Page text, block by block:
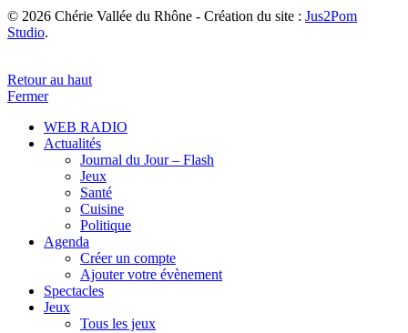
© 2026 Chérie Vallée du Rhône - Création du site : Jus2Pom
Studio.
Retour au haut
Fermer
WEB RADIO
Actualités
Journal du Jour – Flash
Jeux
Santé
Cuisine
Politique
Agenda
Créer un compte
Ajouter votre évènement
Spectacles
Jeux
Tous les jeux